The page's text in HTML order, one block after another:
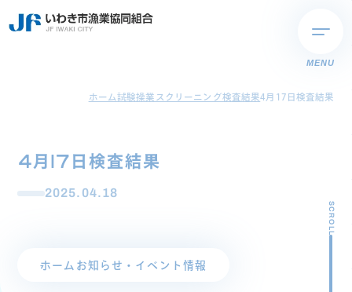
MENU
ホーム試験操業スクリーニング検査結果4月17日検査結果
4月17日検査結果
2025.04.18
ホーム お知らせ・イベント情報
SCROLL